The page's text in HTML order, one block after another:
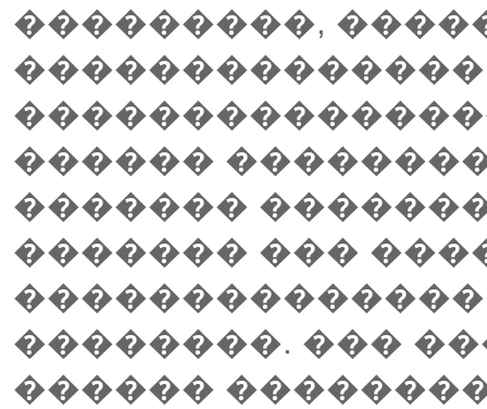
���������,
������
�������
������� ���
��������������
��������. ���
������